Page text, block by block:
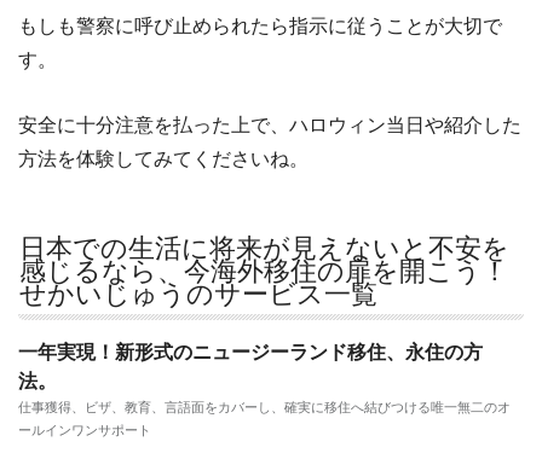
もしも警察に呼び止められたら指示に従うことが大切で
す。
安全に十分注意を払った上で、ハロウィン当日や紹介した
方法を体験してみてくださいね。
日本での生活に将来が見えないと不安を
感じるなら、今海外移住の扉を開こう！
せかいじゅうのサービス一覧
一年実現！新形式のニュージーランド移住、永住の方
法。
仕事獲得、ビザ、教育、言語面をカバーし、確実に移住へ結びつける唯一無二のオ
ールインワンサポート